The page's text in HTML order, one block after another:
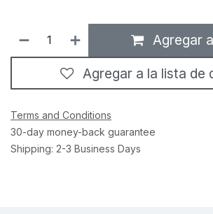
Agregar
Agregar a la lista de
Terms and Conditions
30-day money-back guarantee
Shipping: 2-3 Business Days